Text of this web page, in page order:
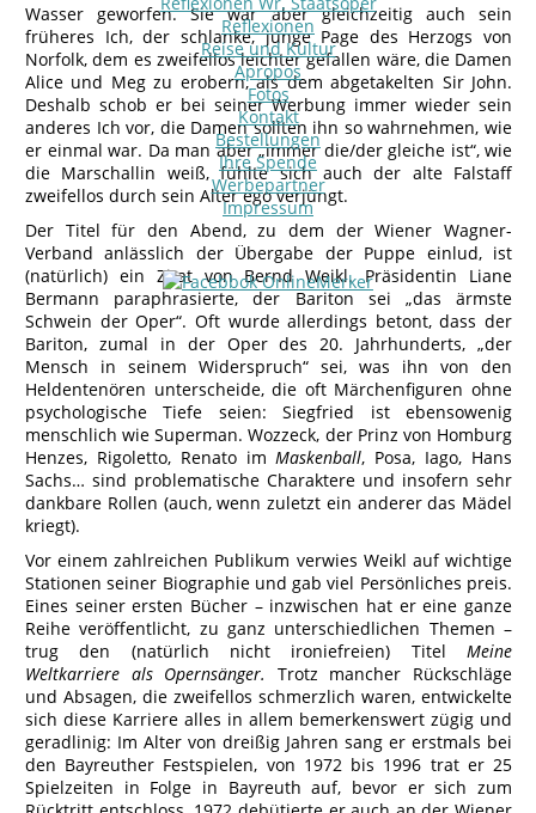
Reflexionen
Reise und Kultur
Apropos
Fotos
Kontakt
Bestellungen
Ihre Spende
Werbepartner
Impressum
Wasser geworfen. Sie war aber gleichzeitig auch sein
früheres Ich, der schlanke, junge Page des Herzogs von
Norfolk, dem es zweifellos leichter gefallen wäre, die Damen
Alice und Meg zu erobern, als dem abgetakelten Sir John.
Deshalb schob er bei seiner Werbung immer wieder sein
anderes Ich vor, die Damen sollten ihn so wahrnehmen, wie
er einmal war. Da man aber „immer die/der gleiche ist“, wie
die Marschallin weiß, fühlte sich auch der alte Falstaff
zweifellos durch sein Alter ego verjüngt.
Der Titel für den Abend, zu dem der Wiener Wagner-
Verband anlässlich der Übergabe der Puppe einlud, ist
(natürlich) ein Zitat von Bernd Weikl. Präsidentin Liane
Bermann paraphrasierte, der Bariton sei „das ärmste
Schwein der Oper“. Oft wurde allerdings betont, dass der
Bariton, zumal in der Oper des 20. Jahrhunderts, „der
Mensch in seinem Widerspruch“ sei, was ihn von den
Heldentenören unterscheide, die oft Märchenfiguren ohne
psychologische Tiefe seien: Siegfried ist ebensowenig
menschlich wie Superman. Wozzeck, der Prinz von Homburg
Henzes, Rigoletto, Renato imMaskenball, Posa, Iago, Hans
Sachs… sind problematische Charaktere und insofern sehr
dankbare Rollen (auch, wenn zuletzt ein anderer das Mädel
kriegt).
Vor einem zahlreichen Publikum verwies Weikl auf wichtige
Stationen seiner Biographie und gab viel Persönliches preis.
Eines seiner ersten Bücher – inzwischen hat er eine ganze
Reihe veröffentlicht, zu ganz unterschiedlichen Themen –
trug den (natürlich nicht ironiefreien) Titel Meine
Weltkarriere als Opernsänger. Trotz mancher Rückschläge
und Absagen, die zweifellos schmerzlich waren, entwickelte
sich diese Karriere alles in allem bemerkenswert zügig und
geradlinig: Im Alter von dreißig Jahren sang er erstmals bei
den Bayreuther Festspielen, von 1972 bis 1996 trat er 25
Spielzeiten in Folge in Bayreuth auf, bevor er sich zum